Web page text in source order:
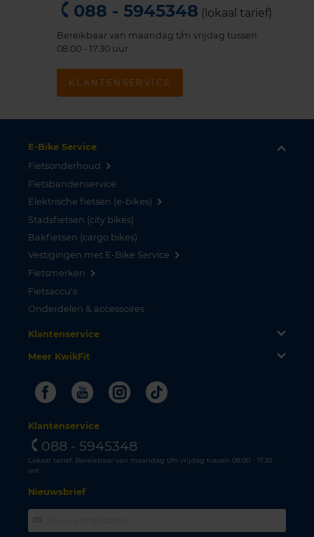
088 - 5945348 (lokaal tarief)
Bereikbaar van maandag t/m vrijdag tussen
08.00 - 17.30 uur.
KLANTENSERVICE
E-Bike Service
Fietsonderhoud
Fietsbandenservice
Elektrische fietsen (e-bikes)
Stadsfietsen (city bikes)
Bakfietsen (cargo bikes)
Vestigingen met E-Bike Service
Fietsmerken
Fietsaccu's
Onderdelen & accessoires
Klantenservice
Meer KwikFit
FacebookYoutubeInstagram
Tiktok
Klantenservice
088 - 5945348
Lokaal tarief. Bereikbaar van maandag t/m vrijdag tussen 08.00 - 17.30
uur.
Nieuwsbrief